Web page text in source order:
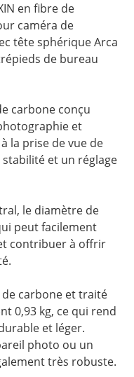
en fibre de
caméra de
tête sphérique Arca
de bureau
carbone conçu
et
la prise de vue de
et un réglage
le diamètre de
peut facilement
contribuer à offrir
carbone et traité
0,93 kg, ce qui rend
et léger.
photo ou un
très robuste.